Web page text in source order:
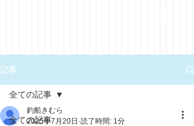
記事
全ての記事
全ての記事
釣船きむら
2025年7月20日 読了時間: 1分